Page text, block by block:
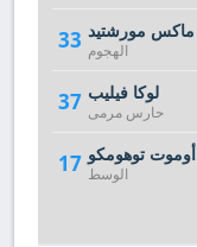
33 ماكس مورشتيد
الهجوم
37 لوكا فيليب
حارس مرمى
17 أوموت توهومكو
الوسط